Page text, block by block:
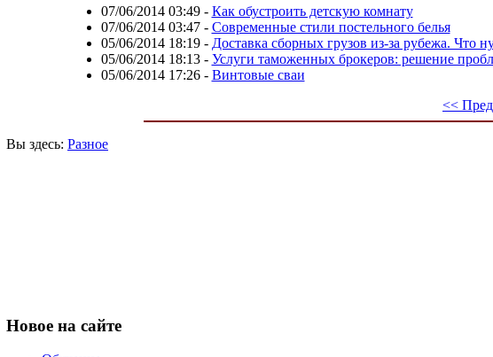
07/06/2014 03:49- Как обустроить детскую комнату
07/06/2014 03:47- Современные стили постельного белья
05/06/2014 18:19- Доставка сборных грузов из-за рубежа. Что
05/06/2014 18:13- Услуги таможенных брокеров: решение
05/06/2014 17:26- Винтовые сваи
<<
Вы здесь: Разное
Новое на сайте